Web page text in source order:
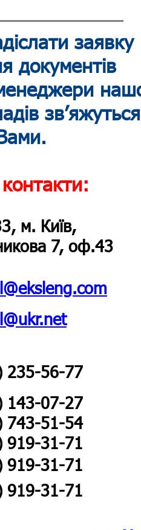
заявку
документів
м. Київ,
7, оф.43
235-56-77
143-07-27
743-51-54
919-31-71
919-31-71
919-31-71